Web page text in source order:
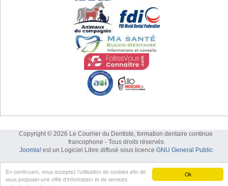
Ok
En continuant, vous acceptez l’utilisation de cookies afin de
vous proposer une offre d'information et de services
Copyright © 2026 Le Courrier du Dentiste, formation dentaire continue
francophone - Tous droits réservés
Joomla!est un Logiciel Libre diffusé sous licence GNU General Public